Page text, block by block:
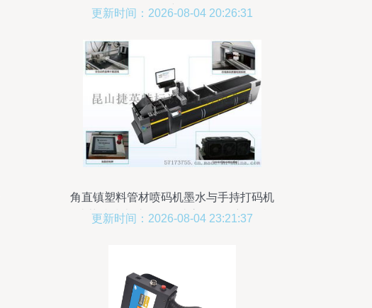
障
更新时间：2026-08-04 20:26:31
角直镇塑料管材喷码机墨水与手持打码机
捷英特技术过硬，打造高效打码新标准
更新时间：2026-08-04 23:21:37